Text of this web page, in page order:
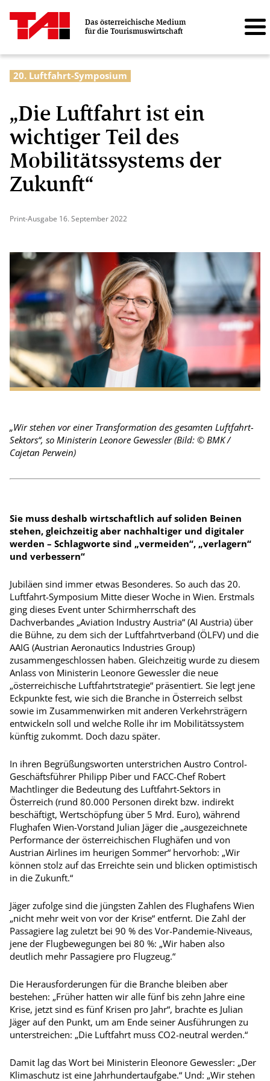
Das österreichische Medium
für die Tourismuswirtschaft
20. Luftfahrt-Symposium
„Die Luftfahrt ist ein
wichtiger Teil des
Mobilitätssystems der
Zukunft“
Print-Ausgabe 16. September 2022
„Wir stehen vor einer Transformation des gesamten Luftfahrt-
Sektors“, so Ministerin Leonore Gewessler (Bild: © BMK /
Cajetan Perwein)
Sie muss deshalb wirtschaftlich auf soliden Beinen
stehen, gleichzeitig aber nachhaltiger und digitaler
werden – Schlagworte sind „vermeiden“, „verlagern“
und verbessern“
Jubiläen sind immer etwas Besonderes. So auch das 20.
Luftfahrt-Symposium Mitte dieser Woche in Wien. Erstmals
ging dieses Event unter Schirmherrschaft des
Dachverbandes „Aviation Industry Austria“ (AI Austria) über
die Bühne, zu dem sich der Luftfahrtverband (ÖLFV) und die
AAIG (Austrian Aeronautics Industries Group)
zusammengeschlossen haben. Gleichzeitig wurde zu diesem
Anlass von Ministerin Leonore Gewessler die neue
„österreichische Luftfahrtstrategie“ präsentiert. Sie legt jene
Eckpunkte fest, wie sich die Branche in Österreich selbst
sowie im Zusammenwirken mit anderen Verkehrsträgern
entwickeln soll und welche Rolle ihr im Mobilitätssystem
künftig zukommt. Doch dazu später.
In ihren Begrüßungsworten unterstrichen Austro Control-
Geschäfts­führer Philipp Piber und FACC-Chef Robert
Machtlinger die Bedeutung des Luftfahrt-Sektors in
Österreich (rund 80.000 Personen direkt bzw. indirekt
beschäftigt, Wertschöpfung über 5 Mrd. Euro), während
Flughafen Wien-Vorstand Julian Jäger die „ausgezeichnete
Performance der österreichischen Flughäfen und von
Austrian Airlines im heurigen Sommer“ hervorhob: „Wir
können stolz auf das Erreichte sein und blicken optimistisch
in die Zukunft.“
Jäger zufolge sind die jüngsten Zahlen des Flughafens Wien
„nicht mehr weit von vor der Krise“ entfernt. Die Zahl der
Passagiere lag zuletzt bei 90 % des Vor-Pandemie-Niveaus,
jene der Flugbewegungen bei 80 %: „Wir haben also
deutlich mehr Passagiere pro Flugzeug.“
Die Herausforderungen für die Branche bleiben aber
bestehen: „Früher hatten wir alle fünf bis zehn Jahre eine
Krise, jetzt sind es fünf Krisen pro Jahr“, brachte es Julian
Jäger auf den Punkt, um am Ende seiner Ausführungen zu
unterstreichen: „Die Luftfahrt muss CO2-neutral werden.“
Damit lag das Wort bei Ministerin Eleonore Gewessler: „Der
Klimaschutz ist eine Jahrhundertaufgabe.“ Und: „Wir stehen